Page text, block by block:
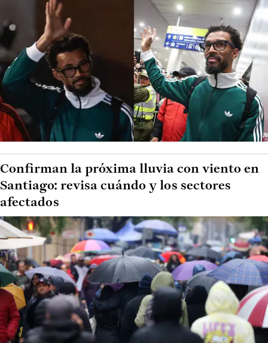
Confirman la próxima lluvia con viento en
Santiago: revisa cuándo y los sectores
afectados